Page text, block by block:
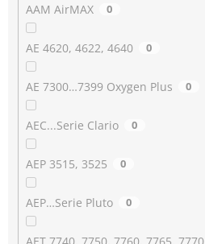
AAM AirMAX 0
AE 4620, 4622, 4640 0
AE 7300…7399 Oxygen Plus 0
AEC...Serie Clario 0
AEP 3515, 3525 0
AEP…Serie Pluto 0